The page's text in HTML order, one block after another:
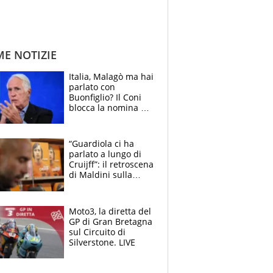
NOTIZIE
Italia, Malagò ma hai
parlato con
Buonfiglio? Il Coni
blocca la nomina di
“Guardiola ci ha
parlato a lungo di
Cruijff”: il retroscena
di Maldini sulla
Moto3, la diretta del
GP di Gran Bretagna
sul Circuito di
Silverstone. LIVE